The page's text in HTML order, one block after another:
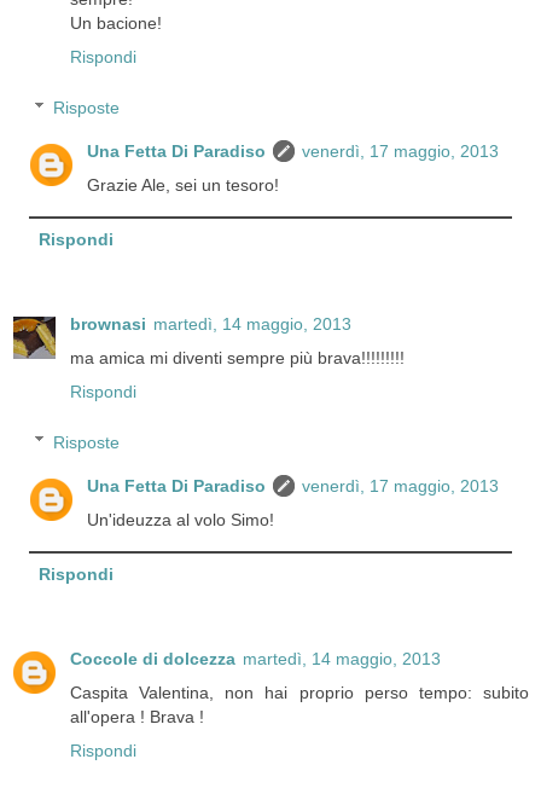
Un bacione!
Rispondi
Risposte
Una Fetta Di Paradiso
venerdì, 17 maggio, 2013
Grazie Ale, sei un tesoro!
Rispondi
brownasi martedì, 14 maggio, 2013
ma amica mi diventi sempre più brava!!!!!!!!!
Rispondi
Risposte
Una Fetta Di Paradiso
venerdì, 17 maggio, 2013
Un'ideuzza al volo Simo!
Rispondi
Coccole di dolcezza martedì, 14 maggio, 2013
Caspita Valentina, non hai proprio perso tempo: subito
all'opera ! Brava !
Rispondi